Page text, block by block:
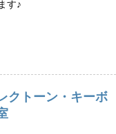
室です。「基礎を大切